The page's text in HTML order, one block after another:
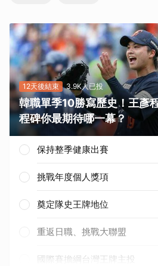
12天後結束 3.9K人已投
韓職單季10勝寫歷史！王彥
程碑你最期待哪一幕？
保持整季健康出賽
挑戰年度個人獎項
奠定隊史王牌地位
重返日職、挑戰大聯盟
國際賽擔綱台灣王牌主投